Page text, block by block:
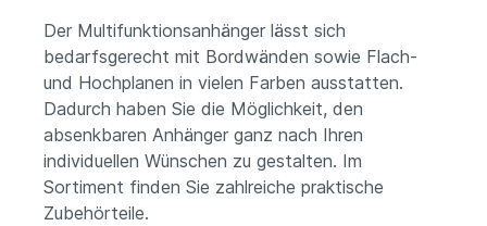
Der Multifunktionsanhänger lässt sich
bedarfsgerecht mit Bordwänden sowie Flach-
und Hochplanen in vielen Farben ausstatten.
Dadurch haben Sie die Möglichkeit, den
absenkbaren Anhänger ganz nach Ihren
individuellen Wünschen zu gestalten. Im
Sortiment finden Sie zahlreiche praktische
Zubehörteile.